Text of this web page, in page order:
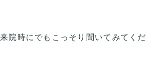
院時にでもこっそり聞いてみてくだ